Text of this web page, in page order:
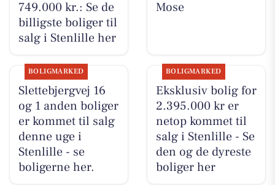
749.000 kr.: Se de
billigste boliger til
salg i Stenlille her
Mose
BOLIGMARKED
Slettebjergvej 16
og 1 anden boliger
er kommet til salg
denne uge i
Stenlille - se
boligerne her.
BOLIGMARKED
Eksklusiv bolig for
2.395.000 kr er
netop kommet til
salg i Stenlille - Se
den og de dyreste
boliger her